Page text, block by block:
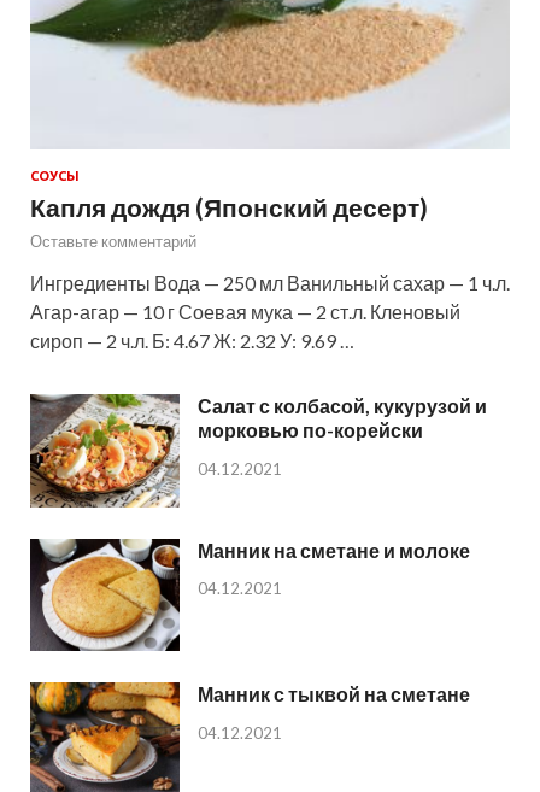
СОУСЫ
Капля дождя (Японский десерт)
Оставьте комментарий
Ингредиенты Вода — 250 мл Ванильный сахар — 1 ч.л.
Агар-агар — 10 г Соевая мука — 2 ст.л. Кленовый
сироп — 2 ч.л. Б: 4.67 Ж: 2.32 У: 9.69 …
Салат с колбасой, кукурузой и
морковью по-корейски
04.12.2021
Манник на сметане и молоке
04.12.2021
Манник с тыквой на сметане
04.12.2021